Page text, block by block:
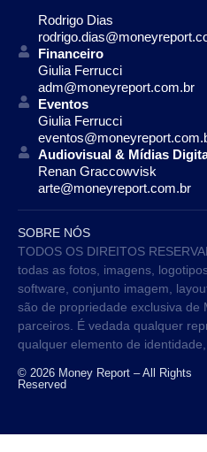
Rodrigo Dias
Financeiro
Giulia Ferrucci
adm@moneyreport.com.br
Eventos
Giulia Ferrucci
Audiovisual & Mídias
Renan Graccowvisk
arte@moneyreport.com.br
SOBRE NÓS
TODOS OS DIREITOS
todas as fotos, imagens,
software, conjunto imagem,
são de propriedade exclusiva de
parceiros. É vedada qualquer
qualquer elemento de
© 2026 Money Report – All Rights
Reserved